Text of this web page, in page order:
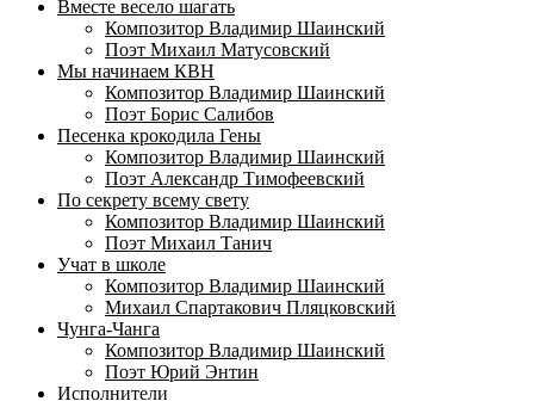
Вместе весело шагать
Композитор Владимир Шаинский
Поэт Михаил Матусовский
Мы начинаем КВН
Композитор Владимир Шаинский
Поэт Борис Салибов
Песенка крокодила Гены
Композитор Владимир Шаинский
Поэт Александр Тимофеевский
По секрету всему свету
Композитор Владимир Шаинский
Поэт Михаил Танич
Учат в школе
Композитор Владимир Шаинский
Михаил Спартакович Пляцковский
Чунга-Чанга
Композитор Владимир Шаинский
Поэт Юрий Энтин
Исполнители